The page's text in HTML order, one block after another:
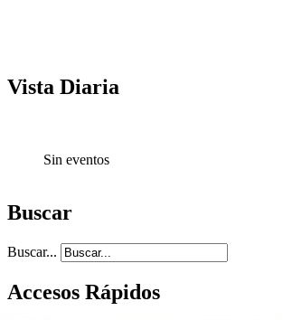
Vista Diaria
Sin eventos
Buscar
Buscar...
Accesos Rápidos